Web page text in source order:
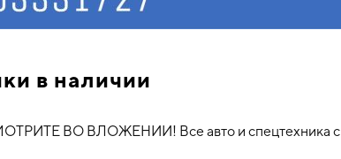
в наличии
ВО ВЛОЖЕНИИ! Все авто и спецтехника с